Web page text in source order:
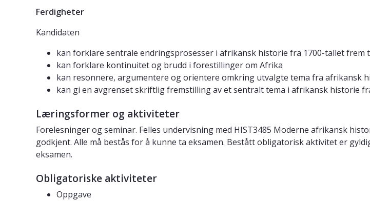
Ferdigheter
Kandidaten
kan forklare sentrale endringsprosesser i afrikansk historie fra 1700-tallet frem
kan forklare kontinuitet og brudd i forestillinger om Afrika
kan resonnere, argumentere og orientere omkring utvalgte tema fra afrikansk
kan gi en avgrenset skriftlig fremstilling av et sentralt tema i afrikansk historie
Læringsformer og aktiviteter
Forelesninger og seminar. Felles undervisning med HIST3485 Moderne afrikansk
godkjent. Alle må bestås for å kunne ta eksamen. Bestått obligatorisk aktivitet er
eksamen.
Obligatoriske aktiviteter
Oppgave